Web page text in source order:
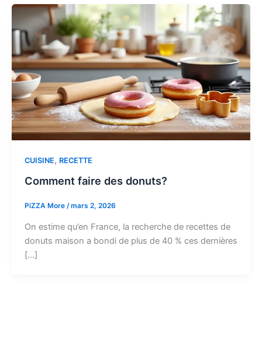
CUISINE, RECETTE
Comment faire des donuts?
PiZZA More /mars 2, 2026
On estime qu’en France, la recherche de recettes de
donuts maison a bondi de plus de 40 % ces dernières
[…]